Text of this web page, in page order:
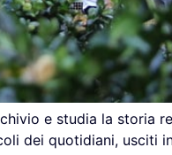
e studia la storia
dei quotidiani, usciti